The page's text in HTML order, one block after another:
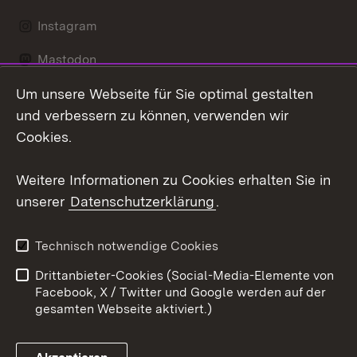
Instagram
Mastodon
Messenger
Kontakt
Impressum
Cookies
Um unsere Webseite für Sie optimal gestalten
und verbessern zu können, verwenden wir
Cookies.
Weitere Informationen zu Cookies erhalten Sie in
unserer Datenschutzerklärung.
Technisch notwendige Cookies
Drittanbieter-Cookies (Social-Media-Elemente von
Facebook, X / Twitter und Google werden auf der
gesamten Webseite aktiviert.)